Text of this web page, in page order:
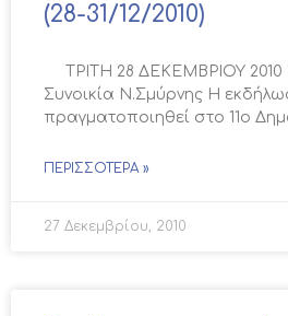
(28-31/12/2010)
ΤΡΙΤΗ 28 ΔΕΚΕΜΒΡΙΟΥ 2010
Συνοικία Ν.Σμύρνης Η
πραγματοποιηθεί στο 11ο
ΠΕΡΙΣΣΌΤΕΡΑ »
27 Δεκεμβρίου, 2010